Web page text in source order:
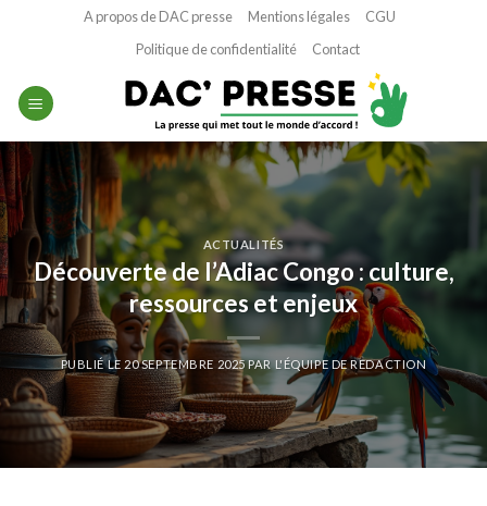
A propos de DAC presse Mentions légales
CGU
Politique de confidentialité
Contact
ACTUALITÉS
Découverte de l’Adiac Congo : culture,
ressources et enjeux
PUBLIÉ LE 20 SEPTEMBRE 2025PAR L'ÉQUIPE DE REDACTION